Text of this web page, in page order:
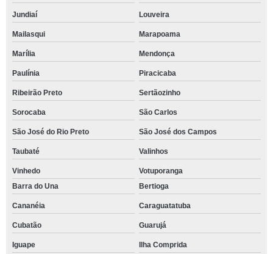
Jundiaí Louveira
Mailasqui Marapoama
Marília Mendonça
Paulínia Piracicaba
Ribeirão Preto Sertãozinho
Sorocaba São Carlos
São José do Rio Preto São José dos Campos
Taubaté Valinhos
Vinhedo
Votuporanga
Barra do Una
Bertioga
Cananéia Caraguatatuba
Cubatão Guarujá
Iguape Ilha Comprida